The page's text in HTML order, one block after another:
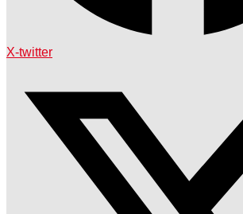
X-twitter